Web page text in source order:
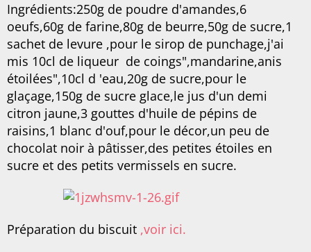
Ingrédients:250g de poudre d'amandes,6
oeufs,60g de farine,80g de beurre,50g de sucre,1
sachet de levure ,pour le sirop de punchage,j'ai
mis 10cl de liqueur de coings",mandarine,anis
étoilées",10cl d 'eau,20g de sucre,pour le
glaçage,150g de sucre glace,le jus d'un demi
citron jaune,3 gouttes d'huile de pépins de
raisins,1 blanc d'ouf,pour le décor,un peu de
chocolat noir à pâtisser,des petites étoiles en
sucre et des petits vermissels en sucre.
Préparation du biscuit ,voir ici.